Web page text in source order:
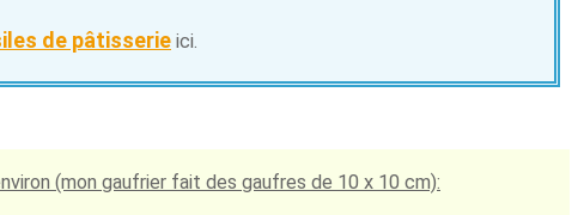
de pâtisserie ici.
(mon gaufrier fait des gaufres de 10 x 10 cm):